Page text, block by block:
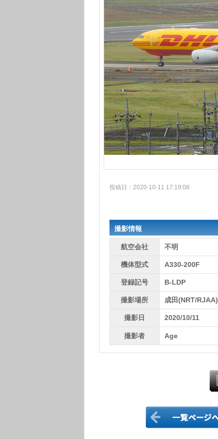
投稿日：2020-10-11 17:19:08
撮影情報
航空会社 不明
機体型式 A330-200F
登録記号 B-LDP
撮影場所 成田(NRT/RJAA)
撮影日 2020/10/11
撮影者 Age